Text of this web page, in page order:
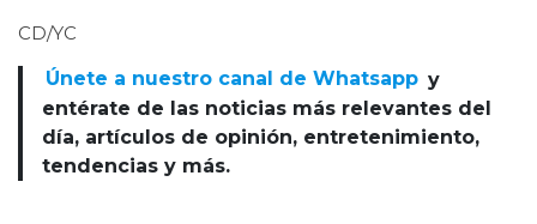
CD/YC
Únete a nuestro canal de Whatsapp y
entérate de las noticias más relevantes del
día, artículos de opinión, entretenimiento,
tendencias y más.